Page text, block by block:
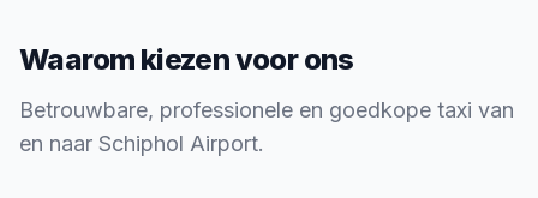
Waarom kiezen voor ons
Betrouwbare, professionele en goedkope taxi van
en naar Schiphol Airport.